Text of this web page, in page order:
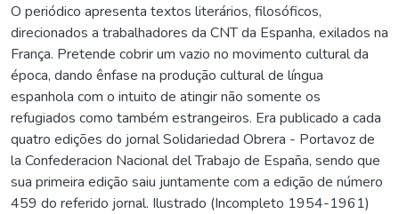
O periódico apresenta textos literários, filosóficos,
direcionados a trabalhadores da CNT da Espanha, exilados na
França. Pretende cobrir um vazio no movimento cultural da
época, dando ênfase na produção cultural de língua
espanhola com o intuito de atingir não somente os
refugiados como também estrangeiros. Era publicado a cada
quatro edições do jornal Solidariedad Obrera - Portavoz de
la Confederacion Nacional del Trabajo de España, sendo que
sua primeira edição saiu juntamente com a edição de número
459 do referido jornal. Ilustrado (Incompleto 1954-1961)